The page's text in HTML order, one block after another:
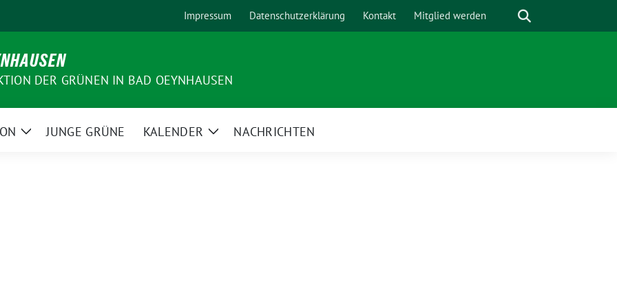
Impressum Datenschutzerklärung Kontakt Mitglied werden Suche
DER GRÜNEN IN BAD OEYNHAUSEN
ZeigeJUNGE GRÜNE KALENDER
ZeigeNACHRICHTEN